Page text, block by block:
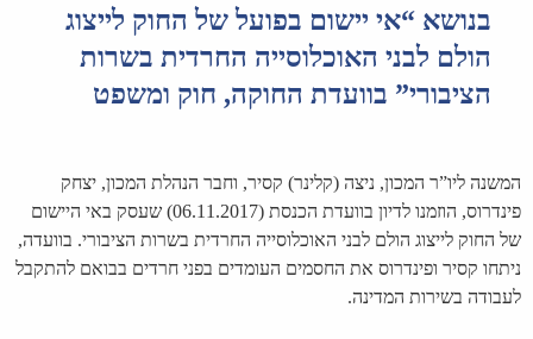
בנושא “אי יישום בפועל של החוק לייצוג
הולם לבני האוכלוסייה החרדית בשרות
הציבורי” בוועדת החוקה, חוק ומשפט
המשנה ליו”ר המכון, ניצה (קלינר) קסיר, וחבר הנהלת המכון, יצחק
פינדרוס, הוזמנו לדיון בוועדת הכנסת (06.11.2017) שעסק באי היישום
של החוק לייצוג הולם לבני האוכלוסייה החרדית בשרות הציבורי. בוועדה,
ניתחו קסיר ופינדרוס את החסמים העומדים בפני חרדים בבואם להתקבל
לעבודה בשירות המדינה.